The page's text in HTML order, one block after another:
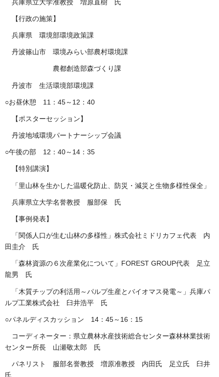
兵庫県立大学准教授 増原直樹 氏
【行政の施策】
兵庫県 環境部環境政策課
丹波篠山市 環境みらい部農村環境課
農都創造部森づくり課
丹波市 生活環境部環境課
○お昼休憩 11：45～12：40
【ポスターセッション】
丹波地域環境パートナーシップ会議
○午後の部 12：40～14：35
【特別講演】
「里山林を生かした温暖化防止、防災・減災と生物多様性保全」
兵庫県立大学名誉教授 服部保 氏
【事例発表】
「関係人口が生む山林の多様性」株式会社ミドリカフェ代表 内
田圭介 氏
「森林資源の６次産業化について」FOREST GROUP代表 足立
龍男 氏
「木質チップの利活用～パルプ生産とバイオマス発電～」兵庫パ
ルプ工業株式会社 臼井浩平 氏
○パネルディスカッション 14：45～16：15
コーディネーター：県立農林水産技術総合センター森林林業技術
センター所長 山瀬敬太郎 氏
パネリスト 服部名誉教授 増原准教授 内田氏 足立氏 臼井
氏